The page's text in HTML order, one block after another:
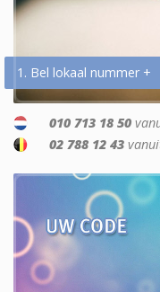
1. Bel lokaal nummer +
010 713 18 50
02 788 12 43